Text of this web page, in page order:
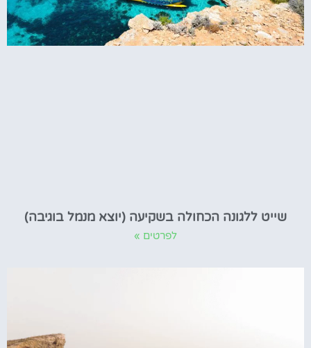
שייט ללגונה הכחולה בשקיעה (יוצא מנמל בוגיבה)
לפרטים »